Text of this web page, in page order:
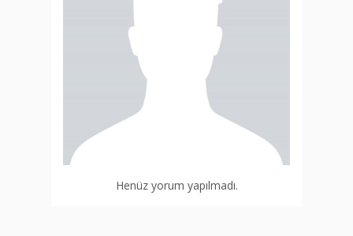
Henüz yorum yapılmadı.